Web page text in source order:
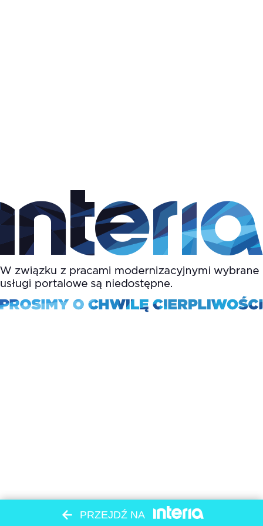
PRZEJDŹ NA